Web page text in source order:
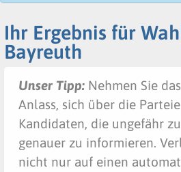
Ihr Ergebnis für
Bayreuth
Unser Tipp: Nehmen Sie
Anlass, sich über die
Kandidaten, die ungefähr
genauer zu informieren.
nicht nur auf einen